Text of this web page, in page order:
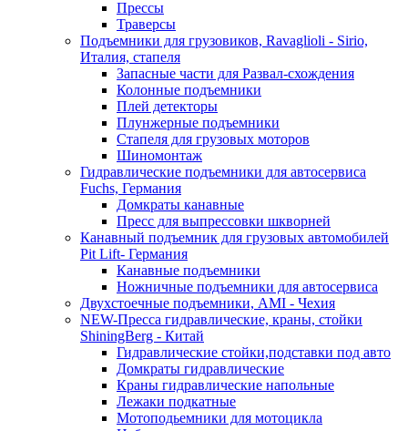
Прессы
Траверсы
Подъемники для грузовиков, Ravaglioli - Sirio,
Италия, стапеля
Запасные части для Развал-схождения
Колонные подъемники
Плей детекторы
Плунжерные подъемники
Стапеля для грузовых моторов
Шиномонтаж
Гидравлические подъемники для автосервиса
Fuchs, Германия
Домкраты канавные
Пресс для выпрессовки шкворней
Канавный подъемник для грузовых автомобилей
Pit Lift- Германия
Канавные подъемники
Ножничные подъемники для автосервиса
Двухстоечные подъемники, АМІ - Чехия
NEW-Пресса гидравлические, краны, стойки
ShiningBerg - Китай
Гидравлические стойки,подставки под авто
Домкраты гидравлические
Краны гидравлические напольные
Лежаки подкатные
Мотоподьемники для мотоцикла